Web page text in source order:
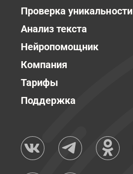
Проверка уникальности
Анализ текста
Нейропомощник
Компания
Тарифы
Поддержка